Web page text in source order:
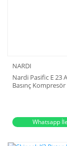
NARDI
Nardi Pasific E 23
Basınç
Whatsapp